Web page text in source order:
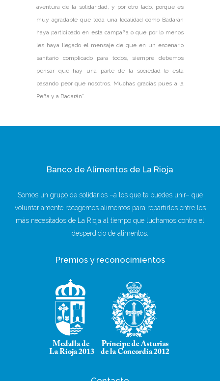
aventura de la solidaridad, y por otro lado, porque es
muy agradable que toda una localidad como Badarán
haya participado en esta campaña o que por lo menos
les haya llegado el mensaje de que en un escenario
sanitario complicado para todos, siempre debemos
pensar que hay una parte de la sociedad lo está
pasando peor que nosotros. Muchas gracias pues a la
Peña y a Badarán”.
Banco de Alimentos de La Rioja
Somos un grupo de solidarios –a los que te puedes unir– que
voluntariamente recogemos alimentos para repartirlos entre los
más necesitados de La Rioja al tiempo que luchamos contra el
desperdicio de alimentos.
Premios y reconocimientos